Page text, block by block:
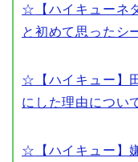
☆
【ハイキュー
と初めて思ったシ
☆
【ハイキュー
にした理由につい
☆
【ハイキュー